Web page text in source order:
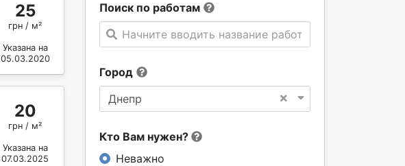
Поиск по работам
Начните вводить название работы
Город
×
Днепр
Кто Вам нужен?
Неважно
25
грн / м²
Указана на
05.03.2020
20
грн / м²
Указана на
07.03.2025